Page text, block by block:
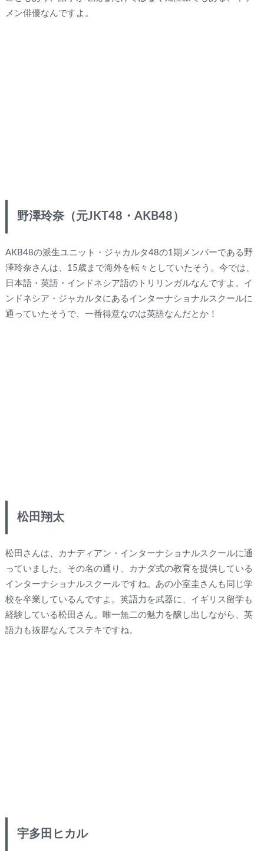
メン俳優なんですよ。
野澤玲奈（元JKT48・AKB48）
AKB48の派生ユニット・ジャカルタ48の1期メンバーである野
澤玲奈さんは、15歳まで海外を転々としていたそう。今では、
日本語・英語・インドネシア語のトリリンガルなんですよ。イ
ンドネシア・ジャカルタにあるインターナショナルスクールに
通っていたそうで、一番得意なのは英語なんだとか！
松田翔太
松田さんは、カナディアン・インターナショナルスクールに通
っていました。その名の通り、カナダ式の教育を提供している
インターナショナルスクールですね。あの小室圭さんも同じ学
校を卒業しているんですよ。英語力を武器に、イギリス留学も
経験している松田さん。唯一無二の魅力を醸し出しながら、英
語力も抜群なんてステキですね。
宇多田ヒカル